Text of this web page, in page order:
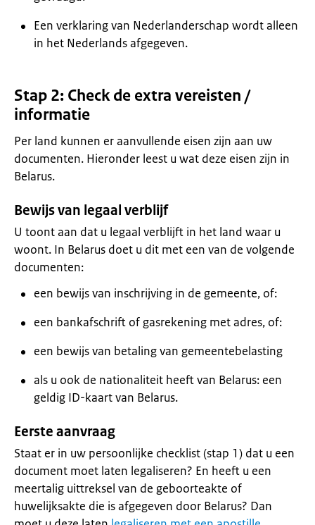
Een verklaring van Nederlanderschap wordt alleen
in het Nederlands afgegeven.
Stap 2: Check de extra vereisten /
informatie
Per land kunnen er aanvullende eisen zijn aan uw
documenten. Hieronder leest u wat deze eisen zijn in
Belarus.
Bewijs van legaal verblijf
U toont aan dat u legaal verblijft in het land waar u
woont. In Belarus doet u dit met een van de volgende
documenten:
een bewijs van inschrijving in de gemeente, of:
een bankafschrift of gasrekening met adres, of:
een bewijs van betaling van gemeentebelasting
als u ook de nationaliteit heeft van Belarus: een
geldig ID-kaart van Belarus.ㅤ
Eerste aanvraag
Staat er in uw persoonlijke checklist (stap 1) dat u een
document moet laten legaliseren? En heeft u een
meertalig uittreksel van de geboorteakte of
huwelijksakte die is afgegeven door Belarus? Dan